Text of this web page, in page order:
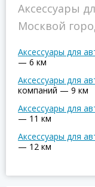
Аксессуары
Москвой
Аксессуары для
— 6 км
Аксессуары для
компаний — 9 км
Аксессуары для
— 11 км
Аксессуары для
— 12 км